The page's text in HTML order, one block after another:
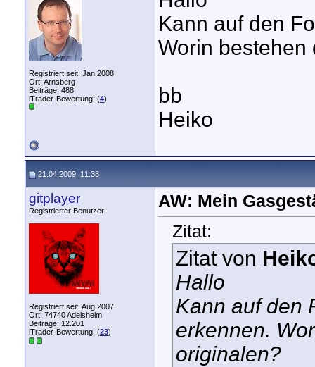
Registriert seit: Jan 2008
Ort: Arnsberg
Beiträge: 488
iTrader-Bewertung: (4)
Kann auf den
Worin bestehen
bb
Heiko
21.04.2009, 11:38
gitplayer
Registrierter Benutzer
Registriert seit: Aug 2007
Ort: 74740 Adelsheim
Beiträge: 12.201
iTrader-Bewertung: (23)
AW: Mein
Zitat:
Zitat von
Hallo
Kann auf den
erkennen.
originalen?